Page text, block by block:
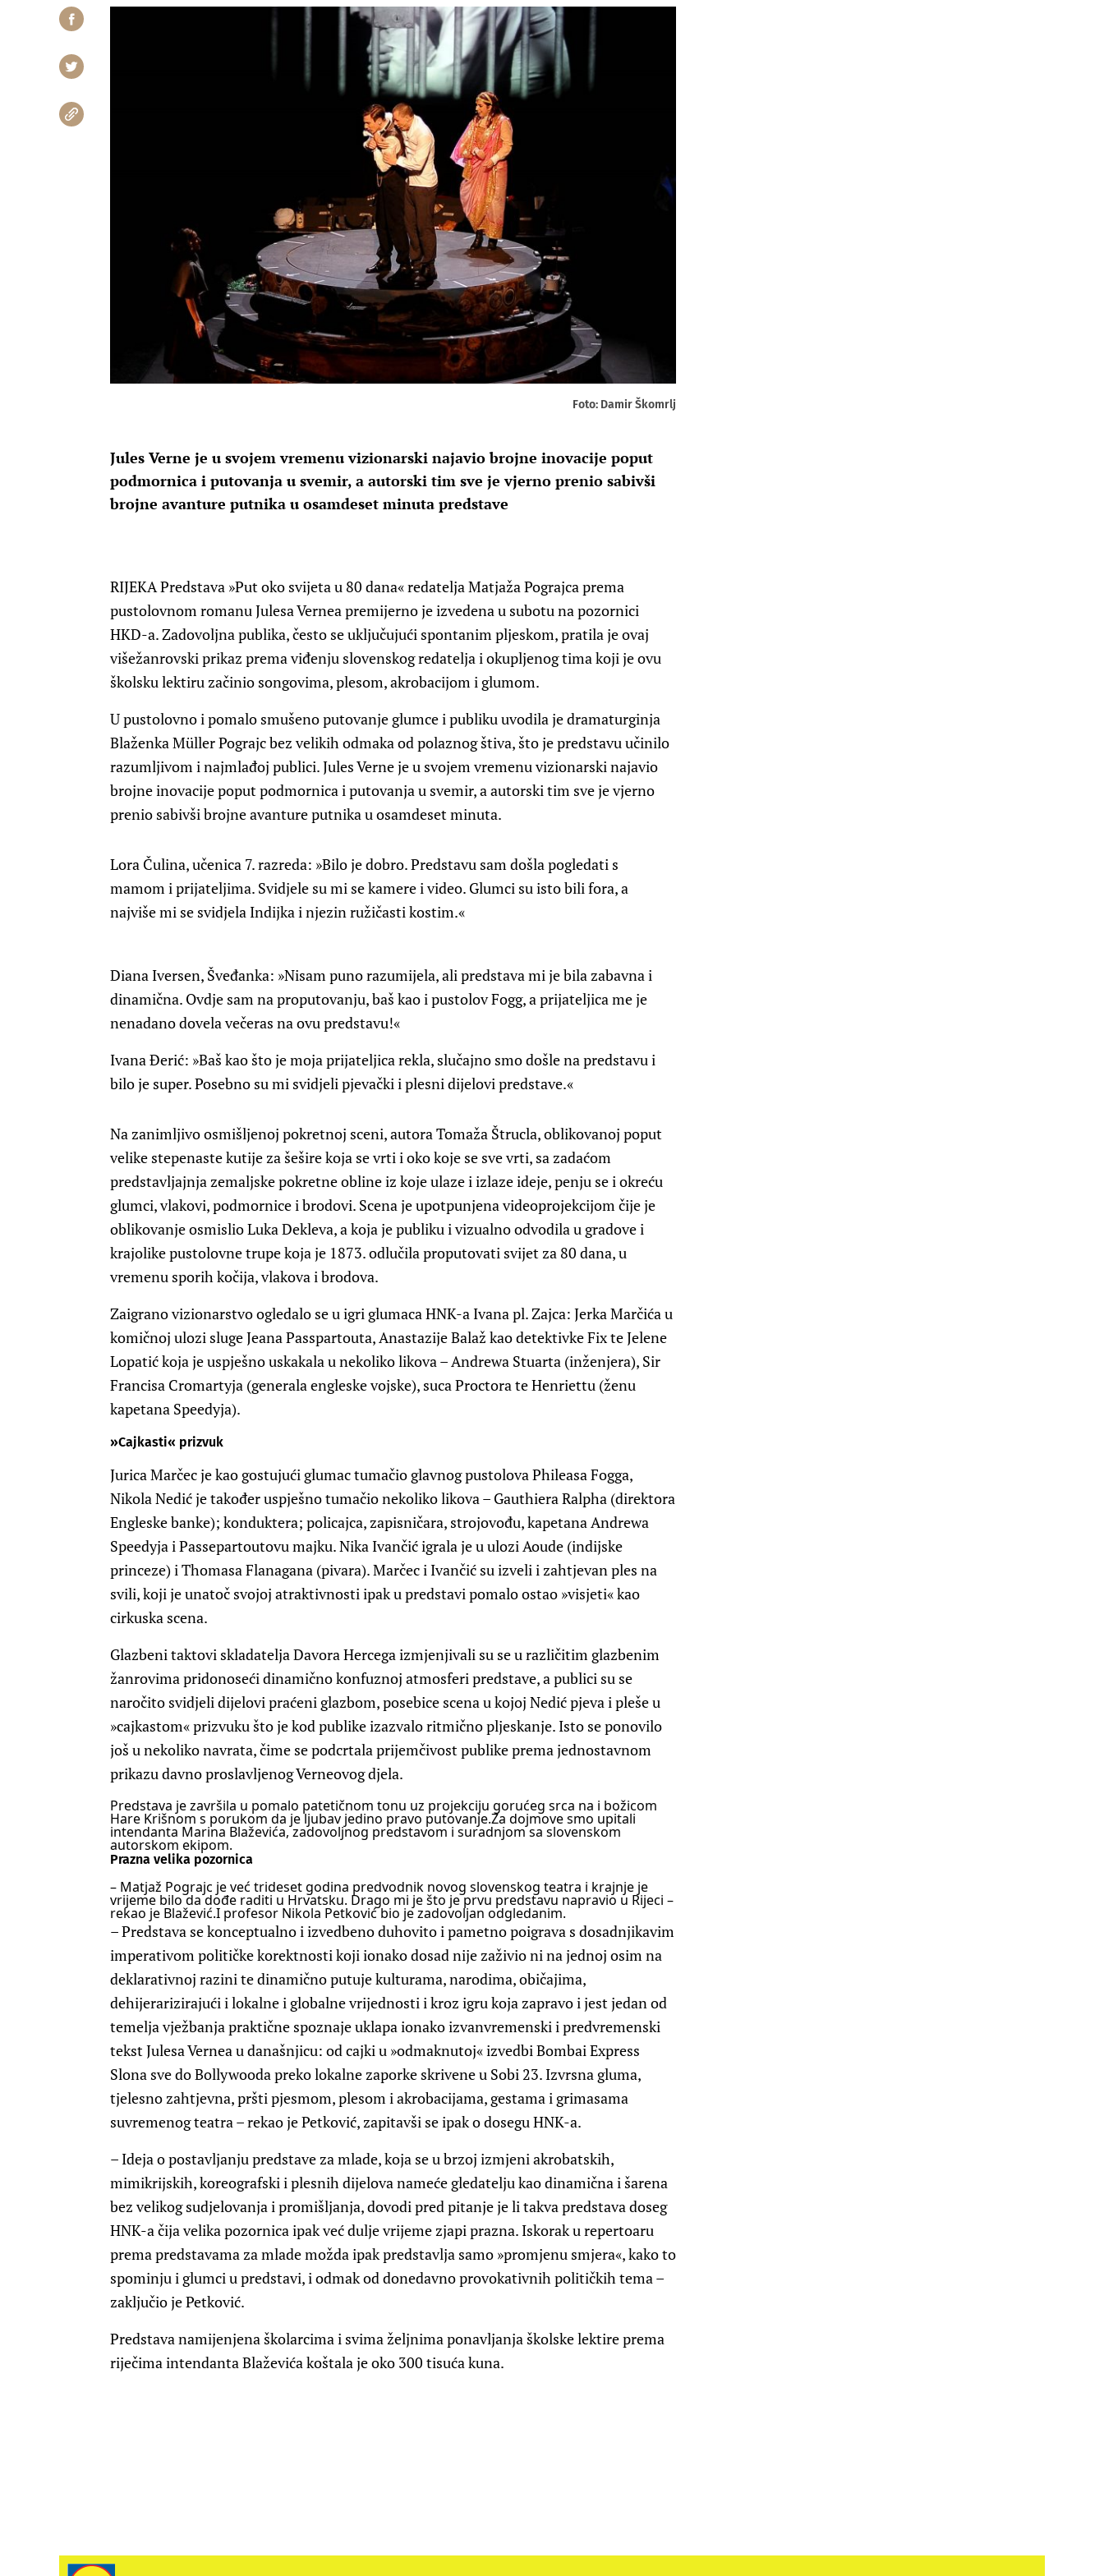
Foto: Damir Škomrlj
Jules Verne je u svojem vremenu vizionarski najavio brojne inovacije poput
podmornica i putovanja u svemir, a autorski tim sve je vjerno prenio sabivši
brojne avanture putnika u osamdeset minuta predstave
RIJEKAPredstava »Put oko svijeta u 80 dana« redatelja Matjaža Pograjca prema
pustolovnom romanu Julesa Vernea premijerno je izvedena u subotu na pozornici
HKD-a. Zadovoljna publika, često se uključujući spontanim pljeskom, pratila je ovaj
višežanrovski prikaz prema viđenju slovenskog redatelja i okupljenog tima koji je ovu
školsku lektiru začinio songovima, plesom, akrobacijom i glumom.
U pustolovno i pomalo smušeno putovanje glumce i publiku uvodila je dramaturginja
Blaženka Müller Pograjc bez velikih odmaka od polaznog štiva, što je predstavu učinilo
razumljivom i najmlađoj publici. Jules Verne je u svojem vremenu vizionarski najavio
brojne inovacije poput podmornica i putovanja u svemir, a autorski tim sve je vjerno
prenio sabivši brojne avanture putnika u osamdeset minuta.
Lora Čulina, učenica 7. razreda: »Bilo je dobro. Predstavu sam došla pogledati s
mamom i prijateljima. Svidjele su mi se kamere i video. Glumci su isto bili fora, a
najviše mi se svidjela Indijka i njezin ružičasti kostim.«
Diana Iversen, Šveđanka: »Nisam puno razumijela, ali predstava mi je bila zabavna i
dinamična. Ovdje sam na proputovanju, baš kao i pustolov Fogg, a prijateljica me je
nenadano dovela večeras na ovu predstavu!«
Ivana Đerić: »Baš kao što je moja prijateljica rekla, slučajno smo došle na predstavu i
bilo je super. Posebno su mi svidjeli pjevački i plesni dijelovi predstave.«
Na zanimljivo osmišljenoj pokretnoj sceni, autora Tomaža Štrucla, oblikovanoj poput
velike stepenaste kutije za šešire koja se vrti i oko koje se sve vrti, sa zadaćom
predstavljajnja zemaljske pokretne obline iz koje ulaze i izlaze ideje, penju se i okreću
glumci, vlakovi, podmornice i brodovi. Scena je upotpunjena videoprojekcijom čije je
oblikovanje osmislio Luka Dekleva, a koja je publiku i vizualno odvodila u gradove i
krajolike pustolovne trupe koja je 1873. odlučila proputovati svijet za 80 dana, u
vremenu sporih kočija, vlakova i brodova.
Zaigrano vizionarstvo ogledalo se u igri glumaca HNK-a Ivana pl. Zajca: Jerka Marčića u
komičnoj ulozi sluge Jeana Passpartouta, Anastazije Balaž kao detektivke Fix te Jelene
Lopatić koja je uspješno uskakala u nekoliko likova – Andrewa Stuarta (inženjera), Sir
Francisa Cromartyja (generala engleske vojske), suca Proctora te Henriettu (ženu
kapetana Speedyja).
»Cajkasti« prizvuk
Jurica Marčec je kao gostujući glumac tumačio glavnog pustolova Phileasa Fogga,
Nikola Nedić je također uspješno tumačio nekoliko likova – Gauthiera Ralpha (direktora
Engleske banke); konduktera; policajca, zapisničara, strojovođu, kapetana Andrewa
Speedyja i Passepartoutovu majku. Nika Ivančić igrala je u ulozi Aoude (indijske
princeze) i Thomasa Flanagana (pivara). Marčec i Ivančić su izveli i zahtjevan ples na
svili, koji je unatoč svojoj atraktivnosti ipak u predstavi pomalo ostao »visjeti« kao
cirkuska scena.
Glazbeni taktovi skladatelja Davora Hercega izmjenjivali su se u različitim glazbenim
žanrovima pridonoseći dinamično konfuznoj atmosferi predstave, a publici su se
naročito svidjeli dijelovi praćeni glazbom, posebice scena u kojoj Nedić pjeva i pleše u
»cajkastom« prizvuku što je kod publike izazvalo ritmično pljeskanje. Isto se ponovilo
još u nekoliko navrata, čime se podcrtala prijemčivost publike prema jednostavnom
prikazu davno proslavljenog Verneovog djela.
Predstava je završila u pomalo patetičnom tonu uz projekciju gorućeg srca na i božicom
Hare Krišnom s porukom da je ljubav jedino pravo putovanje.Za dojmove smo upitali
intendanta Marina Blaževića, zadovoljnog predstavom i suradnjom sa slovenskom
autorskom ekipom.
Prazna velika pozornica
– Matjaž Pograjc je već trideset godina predvodnik novog slovenskog teatra i krajnje je
vrijeme bilo da dođe raditi u Hrvatsku. Drago mi je što je prvu predstavu napravio u Rijeci –
rekao je Blažević.I profesor Nikola Petković bio je zadovoljan odgledanim.
– Predstava se konceptualno i izvedbeno duhovito i pametno poigrava s dosadnjikavim
imperativom političke korektnosti koji ionako dosad nije zaživio ni na jednoj osim na
deklarativnoj razini te dinamično putuje kulturama, narodima, običajima,
dehijerarizirajući i lokalne i globalne vrijednosti i kroz igru koja zapravo i jest jedan od
temelja vježbanja praktične spoznaje uklapa ionako izvanvremenski i predvremenski
tekst Julesa Vernea u današnjicu: od cajki u »odmaknutoj« izvedbi Bombai Express
Slona sve do Bollywooda preko lokalne zaporke skrivene u Sobi 23. Izvrsna gluma,
tjelesno zahtjevna, pršti pjesmom, plesom i akrobacijama, gestama i grimasama
suvremenog teatra – rekao je Petković, zapitavši se ipak o dosegu HNK-a.
– Ideja o postavljanju predstave za mlade, koja se u brzoj izmjeni akrobatskih,
mimikrijskih, koreografski i plesnih dijelova nameće gledatelju kao dinamična i šarena
bez velikog sudjelovanja i promišljanja, dovodi pred pitanje je li takva predstava doseg
HNK-a čija velika pozornica ipak već dulje vrijeme zjapi prazna. Iskorak u repertoaru
prema predstavama za mlade možda ipak predstavlja samo »promjenu smjera«, kako to
spominju i glumci u predstavi, i odmak od donedavno provokativnih političkih tema –
zaključio je Petković.
Predstava namijenjena školarcima i svima željnima ponavljanja školske lektire prema
riječima intendanta Blaževića koštala je oko 300 tisuća kuna.